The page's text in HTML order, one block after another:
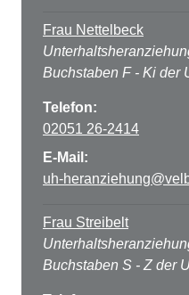
Frau Nettelbeck
Buchstaben F - Ki der
Telefon:
02051 26-2414
E-Mail:
uh-
Frau Streibelt
Buchstaben S - Z der